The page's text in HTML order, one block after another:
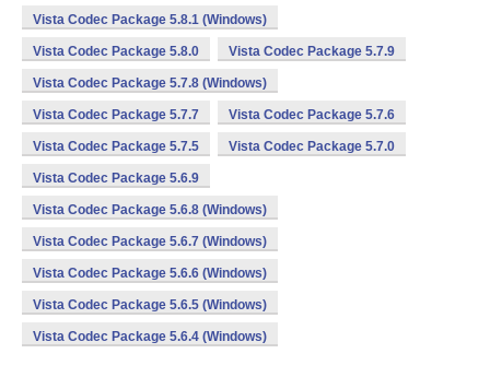
Vista Codec Package 5.8.1 (Windows)
Vista Codec Package 5.8.0 Vista Codec Package 5.7.9
Vista Codec Package 5.7.8 (Windows)
Vista Codec Package 5.7.7 Vista Codec Package 5.7.6
Vista Codec Package 5.7.5 Vista Codec Package 5.7.0
Vista Codec Package 5.6.9
Vista Codec Package 5.6.8 (Windows)
Vista Codec Package 5.6.7 (Windows)
Vista Codec Package 5.6.6 (Windows)
Vista Codec Package 5.6.5 (Windows)
Vista Codec Package 5.6.4 (Windows)